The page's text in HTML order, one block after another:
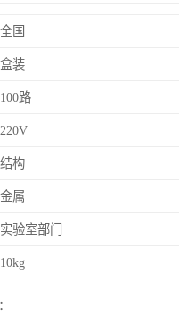
全国
盒装
100路
220V
结构
金属
实验室部门
10kg